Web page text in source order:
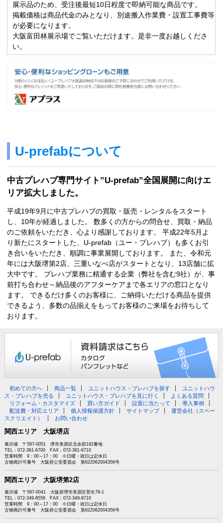
展示品のため、受注後最短10日程度で即納可能な商品です。
掲載価格は商品代金のみとなり、別途搬入作業費・設置工事費等
が必要になります。
大阪富田林展示場でご覧いただけます。是非一度お越しくださ
い。
U-prefabについて
中古プレハブ専門サイト”U-prefab”全国展開に向けエ
リア拡大しました。
平成19年9月に中古プレハブの買取・販売・レンタルをスタート
し、10年が経過しました。 数多くの方からの問合せ、買取・納品
のご依頼をいただき、心より感謝しております。 平成22年5月よ
り新たにスタートした、U-prefab（ユー・プレハブ）も多くお引
き合いをいただき、順調に事業展開しております。 また、令和元
年には大阪堺第2店、三重いなべ店がスタートとなり、13店舗に拡
大中です。 プレハブ業務に精通する企業（弊社を含む9社）が、事
前打ち合わせ～納品後のアフターケアまで各エリアの窓口となり
ます。 できるだけ多くのお客様に、ご納得いただける商品を提供
できるよう、多数の品揃えをもってお客様のご来場をお待ちして
おります。
初めての方へ 商品一覧 ユニットハウス・プレハブを探す
ユニットハウ
ス・プレハブを売る
ユニットハウス・プレハブを見に行く
よくある質問
リフォーム・カスタマイズ
買い方ガイド 設置に当たって
導入事例
配送費・対応エリア
個人情報保護方針 サイトマップ
運営会社（スペー
スクリエイト）
お問い合わせ
関西エリア 大阪堺店
展示場 〒587-0051 堺市美原区北余部192番地
TEL：072-361-6700 FAX：072-361-6710
営業時間 9：00～17：00 ※日曜・祝日は定休日
古物商許可番号 大阪府公安委員会 第622062004356号
関西エリア 大阪堺第2店
展示場 〒587-0041 大阪府堺市美原区菅生79-1
TEL：072-349-8558 FAX：072-349-8710
営業時間 9：00～17：00 ※日曜・祝日は定休日
古物商許可番号 大阪府公安委員会 第622062004356号